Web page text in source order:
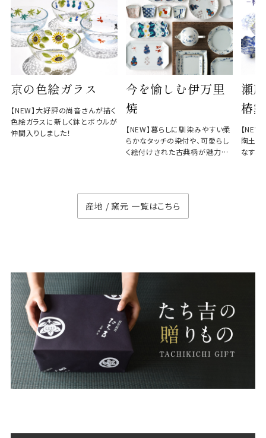
京の色絵ガラス
【NEW】大好評の尚音さんが描く
色絵ガラスに新しく鉢とボウルが
仲間入りしました！
今を愉しむ伊万里
焼
【NEW】暮らしに馴染みやすい柔
らかなタッチの染付や、可愛らし
く絵付けされた古典柄が魅力の
瀬
椿窯
【
陶土と
なす、
産地 / 窯元 一覧はこちら